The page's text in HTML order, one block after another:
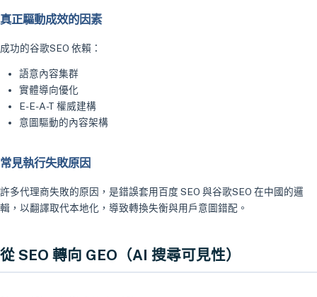
真正驅動成效的因素
成功的谷歌SEO 依賴：
語意內容集群
實體導向優化
E-E-A-T 權威建構
意圖驅動的內容架構
常見執行失敗原因
許多代理商失敗的原因，是錯誤套用百度 SEO 與谷歌SEO 在中國的邏
輯，以翻譯取代本地化，導致轉換失衡與用戶意圖錯配。
從 SEO 轉向 GEO（AI 搜尋可見性）